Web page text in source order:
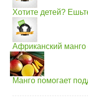
Хотите детей?
Африканский
Манго помогает